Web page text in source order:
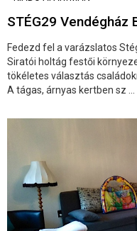
STÉG29 Vendégház
Fedezd fel a varázslatos
Siratói holtág festői
tökéletes választás
A tágas, árnyas kertben sz ...